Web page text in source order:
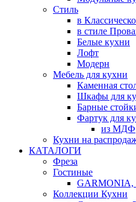
Стиль
в
в стиле
Белые кухни
Лофт
Модерн
Мебель для кухни
Каменная
Шкафы для
Барные
Фартук для
из МДФ
Кухни на
КАТАЛОГИ
Фреза
Гостиные
GARMONIA,
Коллекции Кухни